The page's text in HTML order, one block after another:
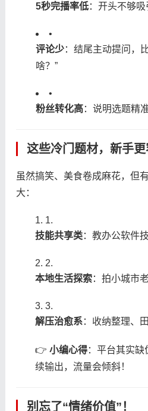
​5秒完播率低​：开头不够吸
•
​评论少​：结尾主动提问，
啥？”
•
​粉丝转化高​：说明选题精
这些冷门题材，新手
虽然搞笑、美食卷成麻花，但
大：
1.
​技能共享类​：教办公软件
2.
​本地生活探索​：拍小城市
3.
​解压治愈系​：收纳整理、
👉 ​ ​小编心得​：平台其实缺
续输出，流量会倾斜！
别忘了“情绪价值”！